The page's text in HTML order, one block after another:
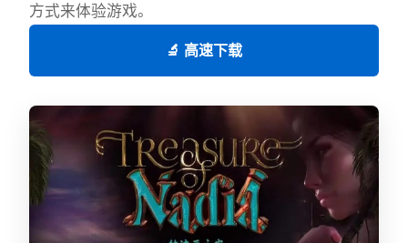
方式来体验游戏。
🔬 高速下载